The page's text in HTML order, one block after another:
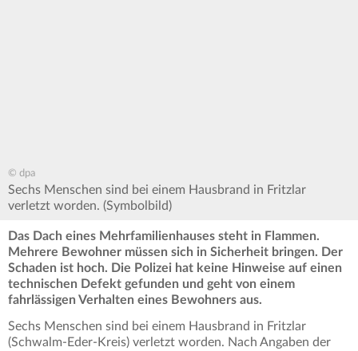
© dpa
Sechs Menschen sind bei einem Hausbrand in Fritzlar
verletzt worden. (Symbolbild)
Das Dach eines Mehrfamilienhauses steht in Flammen.
Mehrere Bewohner müssen sich in Sicherheit bringen. Der
Schaden ist hoch. Die Polizei hat keine Hinweise auf einen
technischen Defekt gefunden und geht von einem
fahrlässigen Verhalten eines Bewohners aus.
Sechs Menschen sind bei einem Hausbrand in Fritzlar
(Schwalm-Eder-Kreis) verletzt worden. Nach Angaben der